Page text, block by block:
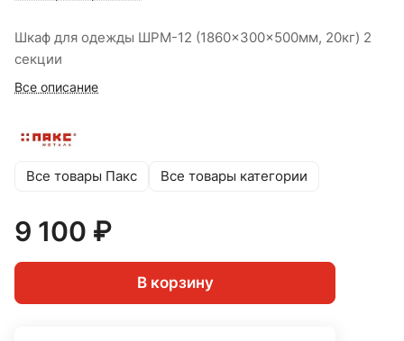
Шкаф для одежды ШРМ-12 (1860x300x500мм, 20кг) 2
секции
Все описание
Все товары Пакс Все товары категории
9 100 ₽
В корзину